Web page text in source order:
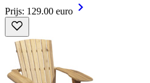
Prijs: 129.00 euro